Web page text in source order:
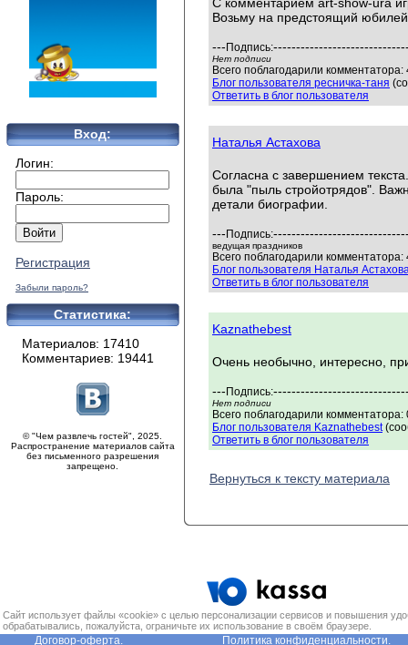
Вход:
Логин:
Пароль:
Регистрация
Забыли пароль?
Статистика:
Материалов: 17410
Комментариев: 19441
© "Чем развлечь гостей", 2025.
Распространение материалов сайта
без письменного разрешения
запрещено.
Возьму на предстоящий
--- Подпись:
Нет подписи
Всего поблагодарили
Блог пользователя ресничка-таня
Ответить в блог пользователя
Наталья Астахова
Согласна с завершением
была "пыль стройотрядов".
детали биографии.
--- Подпись:
ведущая праздников
Всего поблагодарили
Блог пользователя Наталья
Ответить в блог пользователя
Kaznathebest
Очень необычно, интересно,
--- Подпись:
Нет подписи
Всего поблагодарили
Блог пользователя Kaznathebest
Ответить в блог пользователя
Вернуться к тексту материала
Сайт использует файлы «cookie» с целью персонализации сервисов и повышения
обрабатывались, пожалуйста, ограничьте их использование в своём браузере.
Договор-оферта. Политика конфиденциальности.